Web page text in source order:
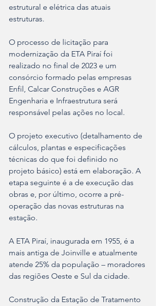
estrutural e elétrica das atuais
estruturas.
O processo de licitação para
modernização da ETA Piraí foi
realizado no final de 2023 e um
consórcio formado pelas empresas
Enfil, Calcar Construções e AGR
Engenharia e Infraestrutura será
responsável pelas ações no local.
O projeto executivo (detalhamento de
cálculos, plantas e especificações
técnicas do que foi definido no
projeto básico) está em elaboração. A
etapa seguinte é a de execução das
obras e, por último, ocorre a pré-
operação das novas estruturas na
estação.
A ETA Piraí, inaugurada em 1955, é a
mais antiga de Joinville e atualmente
atende 25% da população – moradores
das regiões Oeste e Sul da cidade.
Construção da Estação de Tratamento